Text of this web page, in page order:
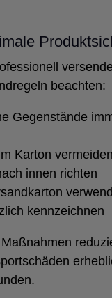
beachten:
Gegenstände
Karton vermeiden
innen richten
kennzeichnen